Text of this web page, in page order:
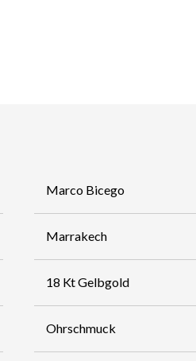
Marco Bicego
Marrakech
18 Kt Gelbgold
Ohrschmuck